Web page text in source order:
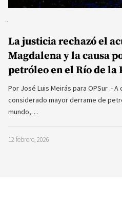
La justicia rechazó el
Magdalena y la causa
petróleo en el Río de la
Por José Luis Meirás para OPSur .-
considerado mayor derrame de
mundo,…
12 febrero, 2026